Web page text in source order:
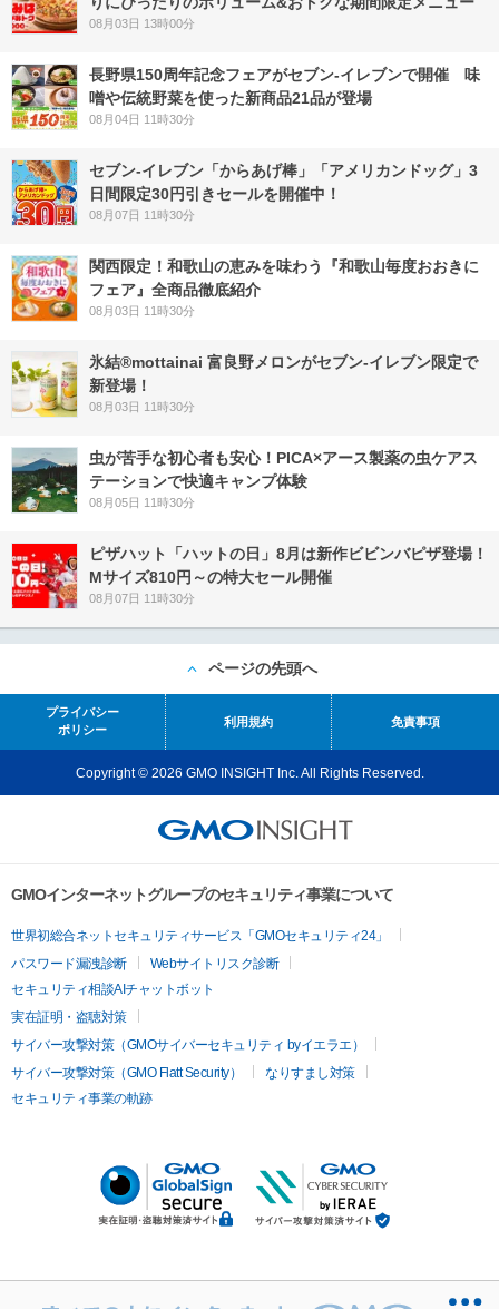
08月03日 13時00分
長野県150周年記念フェアがセブン-イレブンで開催 味
噌や伝統野菜を使った新商品21品が登場
08月04日 11時30分
セブン‐イレブン「からあげ棒」「アメリカンドッグ」3
日間限定30円引きセールを開催中！
08月07日 11時30分
関西限定！和歌山の恵みを味わう『和歌山毎度おおきに
フェア』全商品徹底紹介
08月03日 11時30分
氷結®mottainai 富良野メロンがセブン‐イレブン限定で
新登場！
08月03日 11時30分
虫が苦手な初心者も安心！PICA×アース製薬の虫ケアス
テーションで快適キャンプ体験
08月05日 11時30分
ピザハット「ハットの日」8月は新作ビビンバピザ登場！
Mサイズ810円～の特大セール開催
08月07日 11時30分
ページの先頭へ
プライバシー
ポリシー
利用規約 免責事項
Copyright © 2026 GMO INSIGHT Inc. All Rights Reserved.
GMOインターネットグループのセキュリティ事業について
世界初総合ネットセキュリティサービス「GMOセキュリティ24」
パスワード漏洩診断
Webサイトリスク診断
セキュリティ相談AIチャットボット
実在証明・盗聴対策
サイバー攻撃対策（GMOサイバーセキュリティ byイエラエ）
サイバー攻撃対策（GMO Flatt Security）
なりすまし対策
セキュリティ事業の軌跡